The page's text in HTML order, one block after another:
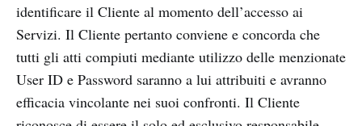
identificare il Cliente al momento dell’accesso ai
Servizi. Il Cliente pertanto conviene e concorda che
tutti gli atti compiuti mediante utilizzo delle menzionate
User ID e Password saranno a lui attribuiti e avranno
efficacia vincolante nei suoi confronti. Il Cliente